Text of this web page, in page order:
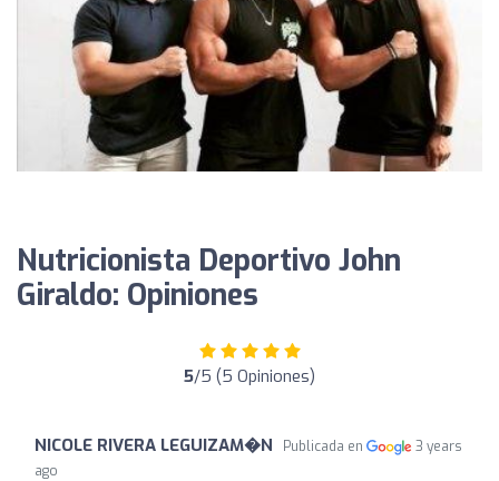
Nutricionista Deportivo John
Giraldo: Opiniones
5/5 (5 Opiniones)
NICOLE RIVERA LEGUIZAM�N Publicada en
3 years
ago